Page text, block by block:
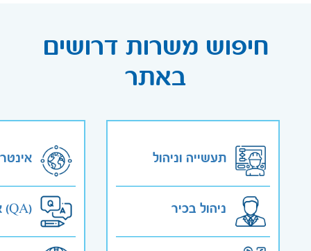
חיפוש משרות דרושים
באתר
תעשייה וניהול
ניהול בכיר אבטחת איכות (QA)